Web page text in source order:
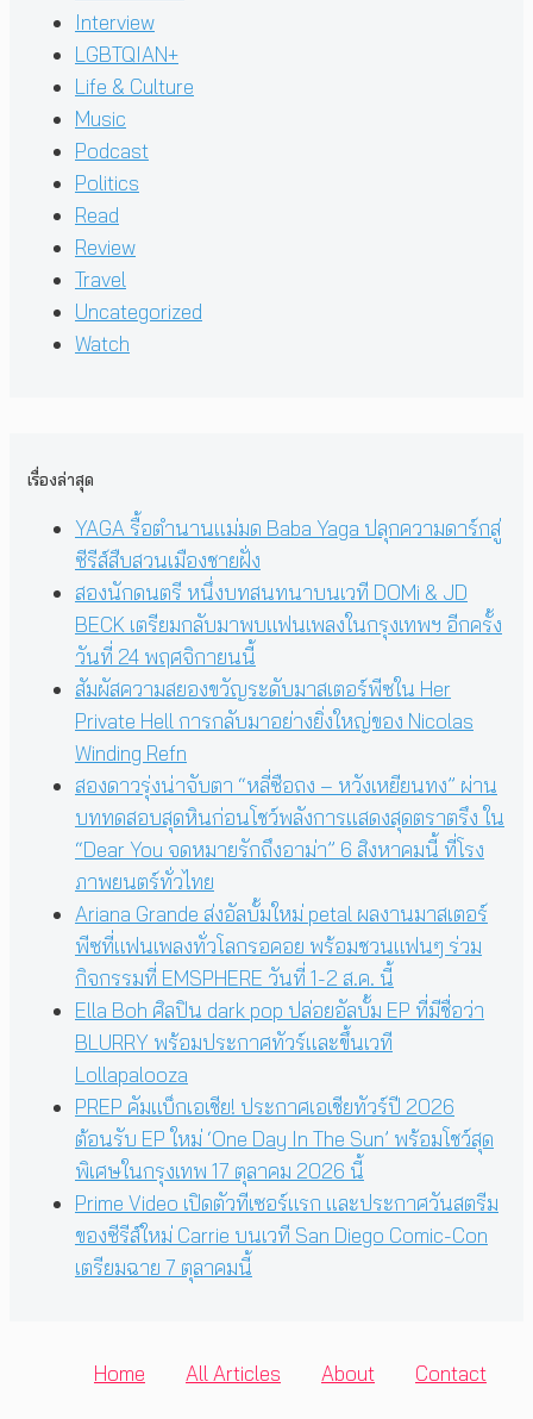
Interview
LGBTQIAN+
Life & Culture
Music
Podcast
Politics
Read
Review
Travel
Uncategorized
Watch
เรื่องล่าสุด
YAGA รื้อตำนานแม่มด Baba Yaga ปลุกความดาร์กสู่
ซีรีส์สืบสวนเมืองชายฝั่ง
สองนักดนตรี หนึ่งบทสนทนาบนเวที DOMi & JD
BECK เตรียมกลับมาพบแฟนเพลงในกรุงเทพฯ อีกครั้ง
วันที่ 24 พฤศจิกายนนี้
สัมผัสความสยองขวัญระดับมาสเตอร์พีซใน Her
Private Hell การกลับมาอย่างยิ่งใหญ่ของ Nicolas
Winding Refn
สองดาวรุ่งน่าจับตา “หลี่ซือถง – หวังเหยียนทง” ผ่าน
บททดสอบสุดหินก่อนโชว์พลังการแสดงสุดตราตรึง ใน
“Dear You จดหมายรักถึงอาม่า” 6 สิงหาคมนี้ ที่โรง
ภาพยนตร์ทั่วไทย
Ariana Grande ส่งอัลบั้มใหม่ petal ผลงานมาสเตอร์
พีซที่แฟนเพลงทั่วโลกรอคอย พร้อมชวนแฟนๆ ร่วม
กิจกรรมที่ EMSPHERE วันที่ 1-2 ส.ค. นี้
Ella Boh ศิลปิน dark pop ปล่อยอัลบั้ม EP ที่มีชื่อว่า
BLURRY พร้อมประกาศทัวร์และขึ้นเวที
Lollapalooza
PREP คัมแบ็กเอเชีย! ประกาศเอเชียทัวร์ปี 2026
ต้อนรับ EP ใหม่ ‘One Day In The Sun’ พร้อมโชว์สุด
พิเศษในกรุงเทพ 17 ตุลาคม 2026 นี้
Prime Video เปิดตัวทีเซอร์แรก และประกาศวันสตรีม
ของซีรีส์ใหม่ Carrie บนเวที San Diego Comic-Con
เตรียมฉาย 7 ตุลาคมนี้
Home All Articles About Contact